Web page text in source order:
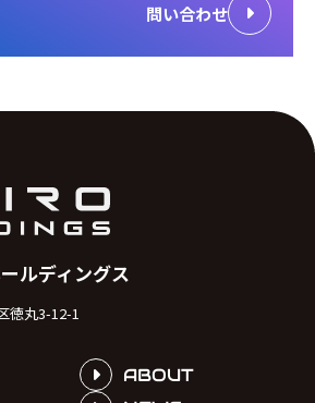
問い合わせ
ルディングス
徳丸3-12-1
ABOUT